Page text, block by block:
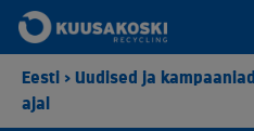
Eesti > Uudised ja kampaaniad
ajal